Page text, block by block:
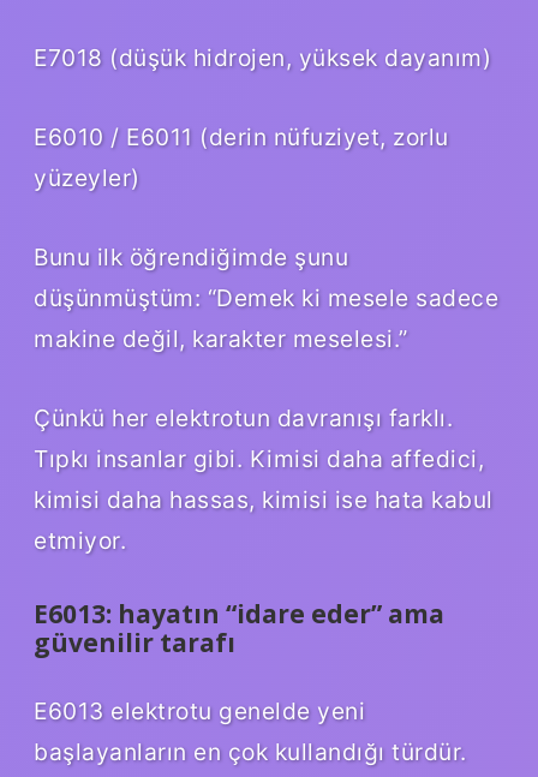
E7018 (düşük hidrojen, yüksek dayanım)
E6010 / E6011 (derin nüfuziyet, zorlu
yüzeyler)
Bunu ilk öğrendiğimde şunu
düşünmüştüm: “Demek ki mesele sadece
makine değil, karakter meselesi.”
Çünkü her elektrotun davranışı farklı.
Tıpkı insanlar gibi. Kimisi daha affedici,
kimisi daha hassas, kimisi ise hata kabul
etmiyor.
E6013: hayatın “idare eder” ama
güvenilir tarafı
E6013 elektrotu genelde yeni
başlayanların en çok kullandığı türdür.